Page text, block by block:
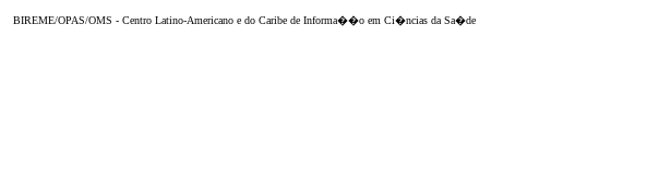
BIREME/OPAS/OMS - Centro Latino-Americano e do Caribe de Informa��o em Ci�ncias da Sa�de